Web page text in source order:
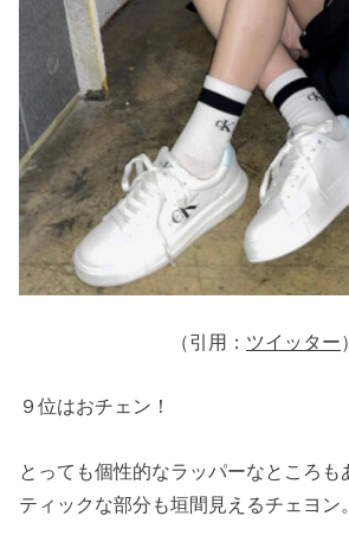
（引用： ツイッター）
９位はおチェン！
とっても個性的なラッパーなところも
ティックな部分も垣間見えるチェヨン。